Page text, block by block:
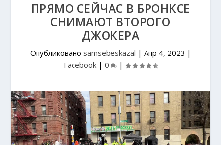
ПРЯМО СЕЙЧАС В БРОНКСЕ
СНИМАЮТ ВТОРОГО
ДЖОКЕРА
Опубликовано samsebeskazal | Апр 4, 2023 |
Facebook| 0 |